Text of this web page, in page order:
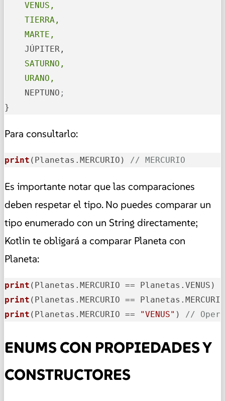
    VENUS,
    TIERRA,
    MARTE,
    SATURNO,
    URANO,
    NEPTUNO
;
}
Para consultarlo:
print (Planetas.MERCURIO) // MERCURIO
Es importante notar que las comparaciones
deben respetar el tipo. No puedes comparar un
tipo enumerado con un String directamente;
Kotlin te obligará a comparar Planeta con
Planeta:
print (Planetas.MERCURIO == Planetas.VENUS)
print (Planetas.MERCURIO ==
print (Planetas.MERCURIO == "VENUS" ) //
ENUMS CON PROPIEDADES Y
CONSTRUCTORES